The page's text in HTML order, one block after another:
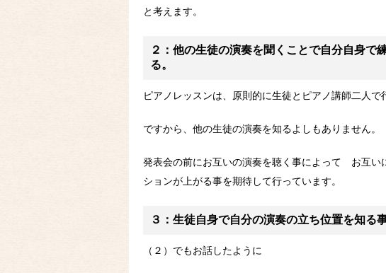
と考えます。
２：他の生徒の演奏を聞くことで自分自身で
る。
ピアノレッスンは、原則的に生徒とピアノ講師二人で
ですから、他の生徒の演奏を知るよしもありません。
発表会の前にお互いの演奏を聴く事によって お互い
ションが上がる事を期待して行っています。
３：生徒自身で自分の演奏の立ち位置を知る
（２）でもお話したように